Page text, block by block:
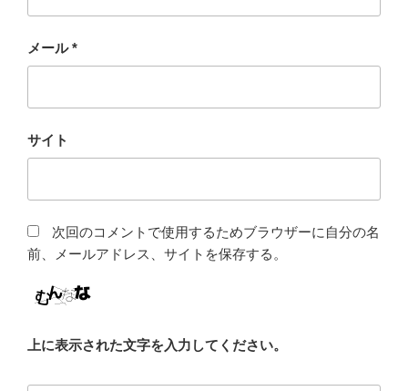
メール*
サイト
次回のコメントで使用するためブラウザーに自分の名
前、メールアドレス、サイトを保存する。
上に表示された文字を入力してください。